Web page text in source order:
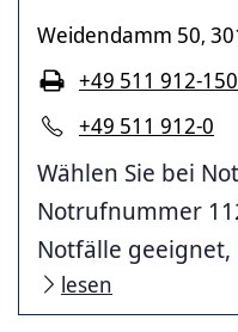
Weidendamm 50,
+49 511 912-0
+49 511 912-
Wählen Sie bei
Notrufnummer
Notfälle
lesen